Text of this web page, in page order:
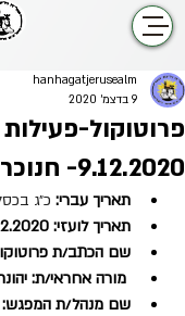
פרוטוקול-
9.12.2020- חנוכריסמס
hanhagatjerusealm
9 בדצמ׳ 2020
תאריך עברי: כ״ג
תאריך לועזי: 9.12.2020
שם הכתב/ת
שם מנהל/ת המפגש: